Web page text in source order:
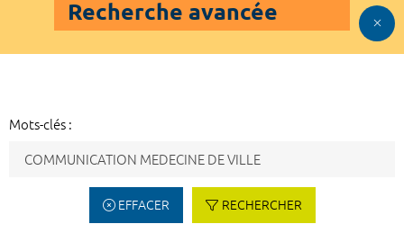
Recherche avancée
Mots-clés :
EFFACER RECHERCHER